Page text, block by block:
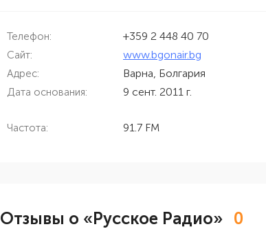
Телефон: +359 2 448 40 70
Сайт: www.bgonair.bg
Адрес: Варна, Болгария
Дата основания: 9 сент. 2011 г.
Частота: 91.7 FM
Отзывы о «Русское Радио» 0